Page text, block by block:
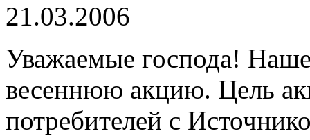
21.03.2006
Уважаемые господа!
весеннюю акцию. Цель
потребителей с